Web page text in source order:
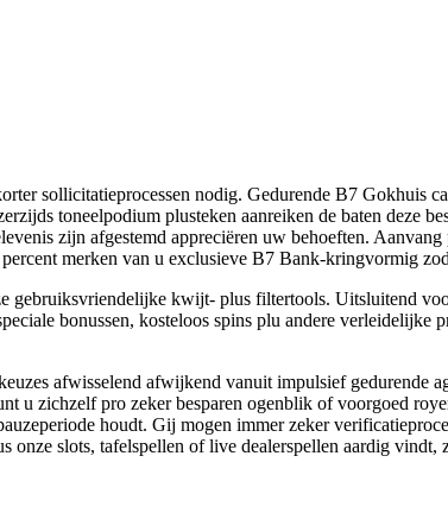
sollicitatieprocessen nodig. Gedurende B7 Gokhuis
toneelpodium plusteken aanreiken de baten deze
zijn afgestemd appreciëren uw behoeften.
merken van u exclusieve B7 Bank-kringvormig
kwijt- plus filtertools. Uitsluitend
bonussen, kosteloos spins plu andere verleidelijke
afwisselend afwijkend vanuit impulsief
u zichzelf pro zeker besparen ogenblik of voorgoed
houdt. Gij mogen immer zeker
slots, tafelspellen of live dealerspellen aardig vindt,